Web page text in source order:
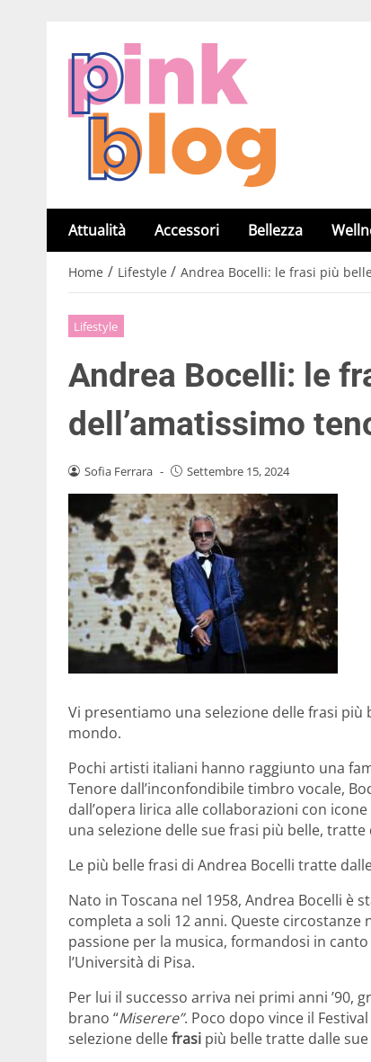
Attualità Accessori Bellezza
Home / Lifestyle / Andrea Bocelli: le frasi più
Lifestyle
Andrea Bocelli: le
dell’amatissimo
Sofia Ferrara - Settembre 15, 2024
Vi presentiamo una selezione delle frasi
mondo.
Pochi artisti italiani hanno raggiunto una
Tenore dall’inconfondibile timbro vocale,
dall’opera lirica alle collaborazioni con
una selezione delle sue frasi più belle,
Le più belle frasi di Andrea Bocelli tratte
Nato in Toscana nel 1958, Andrea Bocelli è
completa a soli 12 anni. Queste
passione per la musica, formandosi in
l’Università di Pisa.
Per lui il successo arriva nei primi anni ’90,
brano “Miserere”. Poco dopo vince il
selezione dellefrasi più belle tratte dalle